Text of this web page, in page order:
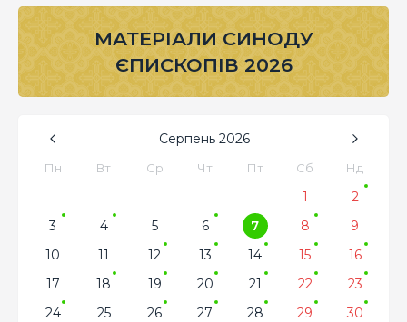
МАТЕРІАЛИ СИНОДУ
ЄПИСКОПІВ 2026
Серпень 2026
Пн Вт Ср Чт Пт Сб Нд
1
2
3
4 5 6 7 8
9
10
11 12 13 14 15
16
17
18 19 20 21 22
23
24
25 26 27 28 29
30